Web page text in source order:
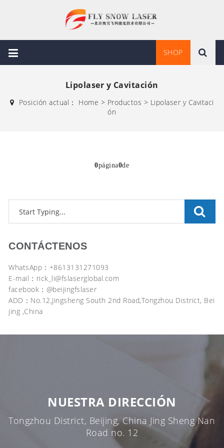
SHOP
Lipolaser y Cavitación
Posición actual： Home > Productos > Lipolaser y Cavitaci
ón
0página0de
CONTÁCTENOS
WhatsApp：+8613131271093
E-mail： rick_li@fslaserglobal.com
facebook：@beijingfslaser
ADD：No.12,Jingsheng South 2nd Road,Tongzhou District, Bei
jing ,China
NUESTRA DIRECCIÓN
Tongzhou District, Beijing, China Jing Sheng Nan
Road no. 12